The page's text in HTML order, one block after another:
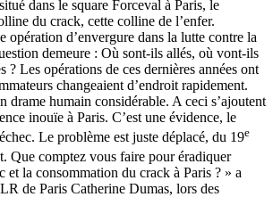
dans le square Forceval à Paris, le
du crack, cette colline de l’enfer.
opération d’envergure dans la lutte contre la
demeure : Où sont-ils allés, où vont-ils
? Les opérations de ces dernières années ont
changeaient d’endroit rapidement.
drame humain considérable. A ceci s’ajoutent
inouïe à Paris. C’est une évidence, le
Le problème est juste déplacé, du 19e
Que comptez vous faire pour éradiquer
et la consommation du crack à Paris ? » a
de Paris Catherine Dumas, lors des